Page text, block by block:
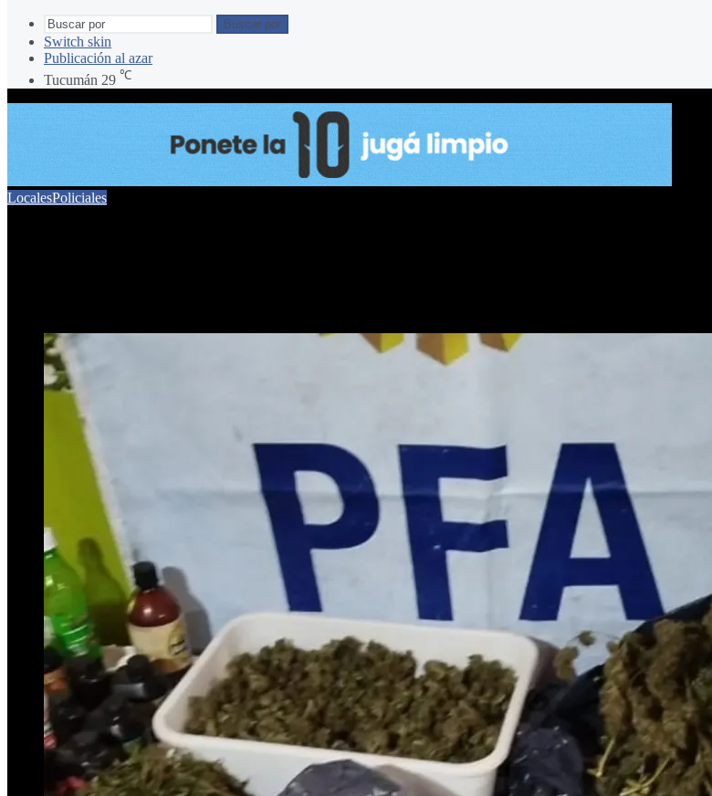
Buscar por
Switch skin
Publicación al azar
Tucumán 29 ℃
LocalesPoliciales